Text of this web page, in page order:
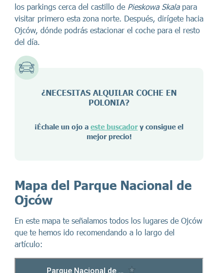
los parkings cerca del castillo de Pieskowa Skalapara
visitar primero esta zona norte. Después, dirígete hacia
Ojców, dónde podrás estacionar el coche para el resto
del día.
¿NECESITAS ALQUILAR COCHE EN
POLONIA?
¡Échale un ojo a este buscador y consigue el
mejor precio!
Mapa del Parque Nacional de
Ojców
En este mapa te señalamos todos los lugares de Ojców
que te hemos ido recomendando a lo largo del
artículo: